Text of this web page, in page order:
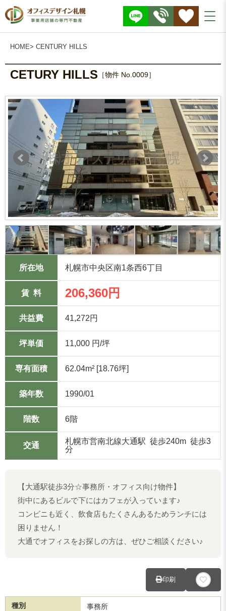
株
式
会
F
E
HOME> CENTURY HILLS
CETURY HILLS ［物件 No.0009］
所在地 札幌市中央区南1条西6丁目
賃 料 206,360円
共益費 41,272円
坪単価 11,000 円/坪
専有面積 62.04m² [18.76坪]
築年数 1990/01
階数 6階
交通
札幌市営南北線大通駅 徒歩240m 徒歩3
分
【大通駅徒歩3分☆事務所・オフィス向け物件】
街中にあるビルで下にはカフェが入っています♪
コンビニも近く、飲食店もたくさんあるためランチには
困りません！
大通でオフィスをお探しの方は、ぜひご相談ください♪
印刷
種別 事務所